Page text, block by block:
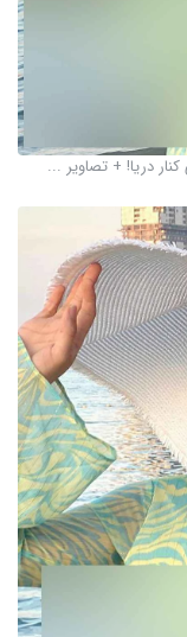
دریا! + تصاویر ...